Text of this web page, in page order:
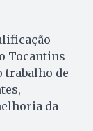
Tocantins
trabalho de
da